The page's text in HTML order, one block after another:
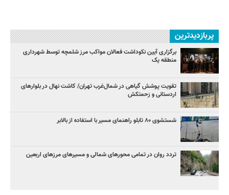
پربازدیدترین
برگزاری آیین نکوداشت فعالان مواکب مرز شلمچه توسط شهرداری
منطقه یک
تقویت پوشش گیاهی در شمال‌غرب تهران/ کاشت نهال در بلوارهای
اردستانی و زحمتکش
شستشوی ۸۰ تابلو راهنمای مسیر با استفاده از بالابر
تردد روان در تمامی محورهای شمالی و مسیرهای مرزهای اربعین